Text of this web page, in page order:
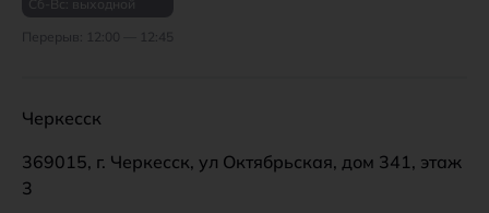
Сб-Вс: выходной
Перерыв: 12:00 — 12:45
Черкесск
369015, г. Черкесск, ул Октябрьская, дом 341, этаж
3